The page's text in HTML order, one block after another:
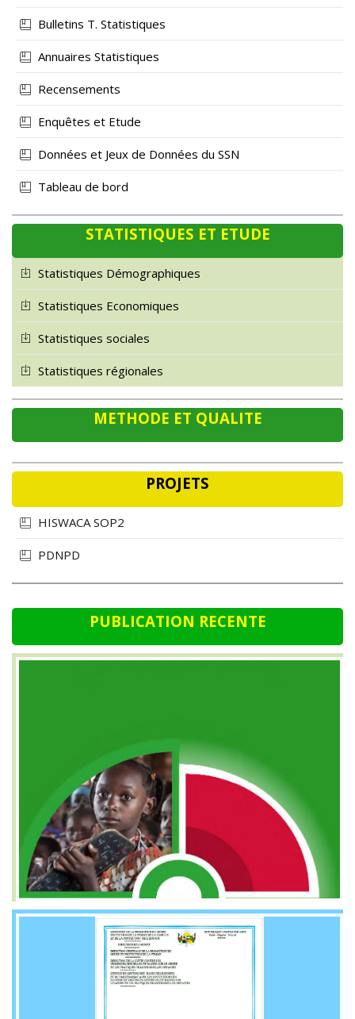
Bulletins T. Statistiques
Annuaires Statistiques
Recensements
Enquêtes et Etude
Données et Jeux de Données du SSN
Tableau de bord
STATISTIQUES ET ETUDE
Statistiques Démographiques
Statistiques Economiques
Statistiques sociales
Statistiques régionales
METHODE ET QUALITE
PROJETS
HISWACA SOP2
PDNPD
PUBLICATION RECENTE